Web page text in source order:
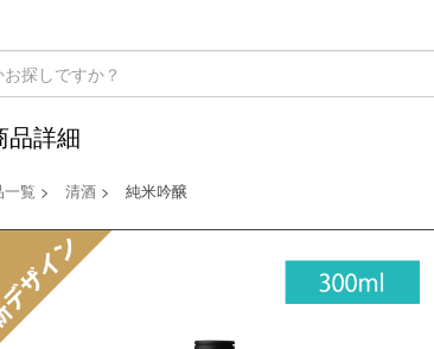
品詳細
一覧 > 清酒 > 純米吟醸